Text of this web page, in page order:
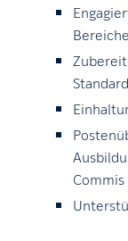
Standard